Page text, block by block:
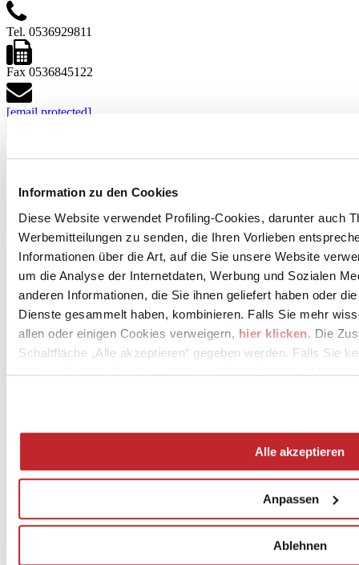
Information zu den Cookies
Diese Website verwendet Profiling-Cookies, darunter auch
Werbemitteilungen zu senden, die Ihren Vorlieben
Informationen über die Art, auf die Sie unsere Website
um die Analyse der Internetdaten, Werbung und Sozialen
anderen Informationen, die Sie ihnen geliefert haben oder
Dienste gesammelt haben, kombinieren. Falls Sie mehr
allen oder einigen Cookies verweigern, hier klicken. Die
Schaltfläche „Alle akzeptieren“ gegeben werden. Falls Sie
können Sie Ihre Zustimmung mit der Schaltfläche
Alle akzeptieren
Anpassen
Ablehnen
Tel. 0536929811
Fax 0536845122
[email protected]
Articoli
Mog 231/01
Credits